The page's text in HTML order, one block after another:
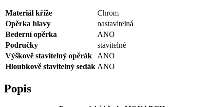
Materiál kříže
Chrom
Opěrka hlavy
nastavitelná
Bederní opěrka
ANO
Područky
stavitelné
Výškově stavitelný opěrák
ANO
Hloubkově stavitelný sedák ANO
Popis